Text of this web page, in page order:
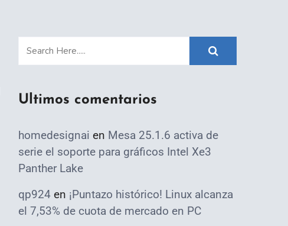
Ultimos comentarios
homedesignai en Mesa 25.1.6 activa de
serie el soporte para gráficos Intel Xe3
Panther Lake
qp924 en ¡Puntazo histórico! Linux alcanza
el 7,53% de cuota de mercado en PC